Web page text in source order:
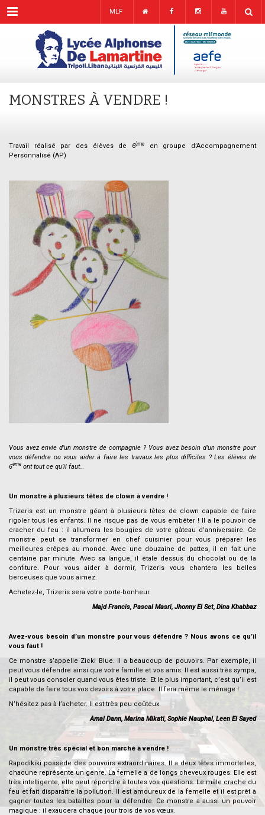
Menu MLF
MONSTRES À VENDRE !
Travail réalisé par des élèves de 6ème
en groupe d’Accompagnement
Personnalisé (AP)
Vous avez envie d’un monstre de compagnie ? Vous avez besoin d’un monstre pour
vous défendre ou vous aider à faire les travaux les plus difficiles ? Les élèves de
6ème ont tout ce qu’il faut…
Un monstre à plusieurs têtes de clown à vendre !
Trizeris est un monstre géant à plusieurs têtes de clown capable de faire
rigoler tous les enfants. Il ne risque pas de vous embêter ! Il a le pouvoir de
cracher du feu : il allumera les bougies de votre gâteau d’anniversaire. Ce
monstre peut se transformer en chef cuisinier pour vous préparer les
meilleures crêpes au monde. Avec une douzaine de pattes, il en fait une
centaine par minute. Avec sa langue, il étale dessus du chocolat ou de la
confiture. Pour vous aider à dormir, Trizeris vous chantera les belles
berceuses que vous aimez.
Achetez-le, Trizeris sera votre porte-bonheur.
Majd Francis, Pascal Masri, Jhonny El Set, Dina Khabbaz
Avez-vous besoin d’un monstre pour vous défendre ? Nous avons ce qu’il
vous faut !
Ce monstre s’appelle Zicki Blue. Il a beaucoup de pouvoirs. Par exemple, il
peut vous défendre ainsi que votre famille et vos amis. Il est aussi très sympa,
il peut vous consoler quand vous êtes triste. Et le plus important, c’est qu’il est
capable de faire tous vos devoirs à votre place. Il fera même le ménage !
N’hésitez pas à l’acheter. Il est très peu coûteux.
Amal Dann, Marina Mikati, Sophie Nauphal, Leen El Sayed
Un monstre très spécial et bon marché à vendre !
Rapodikiki possède des pouvoirs extraordinaires. Il a deux têtes immortelles,
chacune représente un genre. La femelle a de longs cheveux rouges. Elle est
très intelligente, elle peut répondre à toutes vos questions. Le mâle crache du
feu et fait disparaître la pollution. Il est amoureux de la femelle et il est prêt à
gagner toutes les batailles pour la défendre. Ce monstre a aussi un pouvoir
magique : il exaucera chaque jour trois de vos vœux.